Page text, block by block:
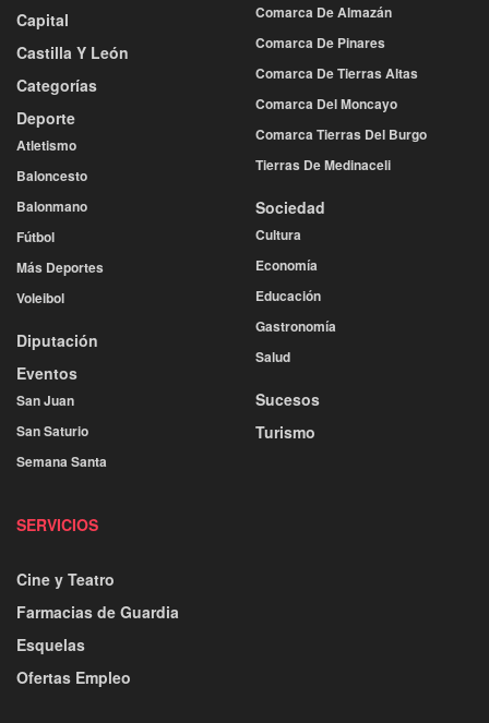
Capital
Castilla Y León
Categorías
Deporte
Atletismo
Baloncesto
Balonmano
Fútbol
Más Deportes
Voleibol
Diputación
Eventos
San Juan
San Saturio
Semana Santa
Comarca De Almazán
Comarca De Pinares
Comarca De Tierras Altas
Comarca Del Moncayo
Comarca Tierras Del Burgo
Tierras De Medinaceli
Sociedad
Cultura
Economía
Educación
Gastronomía
Salud
Sucesos
Turismo
SERVICIOS
Cine y Teatro
Farmacias de Guardia
Esquelas
Ofertas Empleo